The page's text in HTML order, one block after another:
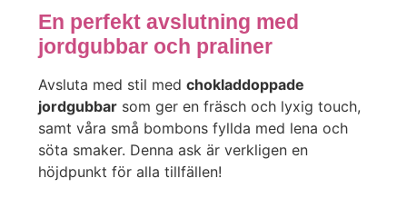
En perfekt avslutning med
jordgubbar och praliner
Avsluta med stil medchokladdoppade
jordgubbar som ger en fräsch och lyxig touch,
samt våra små bombons fyllda med lena och
söta smaker. Denna ask är verkligen en
höjdpunkt för alla tillfällen!